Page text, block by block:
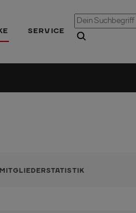
SERVICE
MITGLIEDERSTATISTIK